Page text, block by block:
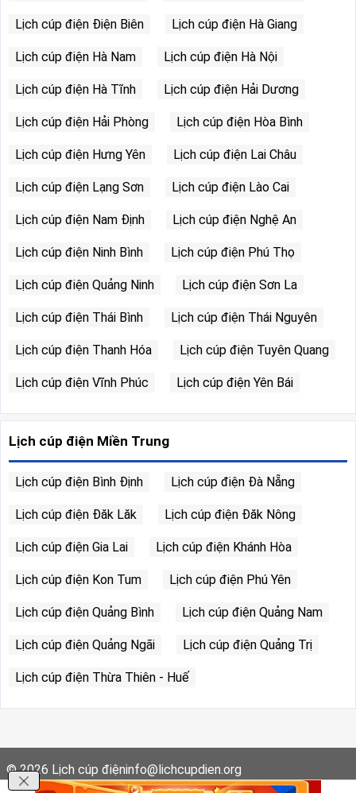
Lịch cúp điện Điện Biên Lịch cúp điện Hà Giang
Lịch cúp điện Hà Nam Lịch cúp điện Hà Nội
Lịch cúp điện Hà Tĩnh Lịch cúp điện Hải Dương
Lịch cúp điện Hải Phòng Lịch cúp điện Hòa Bình
Lịch cúp điện Hưng Yên Lịch cúp điện Lai Châu
Lịch cúp điện Lạng Sơn Lịch cúp điện Lào Cai
Lịch cúp điện Nam Định Lịch cúp điện Nghệ An
Lịch cúp điện Ninh Bình Lịch cúp điện Phú Thọ
Lịch cúp điện Quảng Ninh Lịch cúp điện Sơn La
Lịch cúp điện Thái Bình Lịch cúp điện Thái Nguyên
Lịch cúp điện Thanh Hóa Lịch cúp điện Tuyên Quang
Lịch cúp điện Vĩnh Phúc Lịch cúp điện Yên Bái
Lịch cúp điện Miền Trung
Lịch cúp điện Bình Định Lịch cúp điện Đà Nẵng
Lịch cúp điện Đăk Lăk Lịch cúp điện Đăk Nông
Lịch cúp điện Gia Lai Lịch cúp điện Khánh Hòa
Lịch cúp điện Kon Tum Lịch cúp điện Phú Yên
Lịch cúp điện Quảng Bình Lịch cúp điện Quảng Nam
Lịch cúp điện Quảng Ngãi Lịch cúp điện Quảng Trị
Lịch cúp điện Thừa Thiên - Huế
© 2026 Lịch cúp điệninfo@lichcupdien.org